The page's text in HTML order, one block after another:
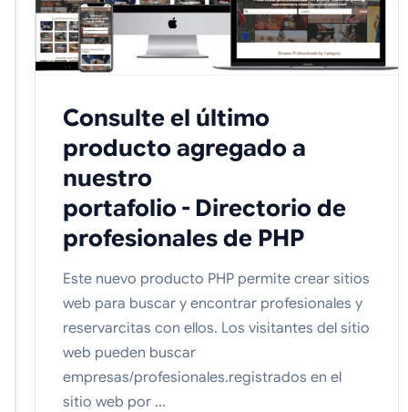
Consulte el último
producto agregado a
nuestro
portafolio - Directorio de
profesionales de PHP
Este nuevo producto PHP permite crear sitios
web para buscar y encontrar profesionales y
reservarcitas con ellos. Los visitantes del sitio
web pueden buscar
empresas/profesionales.registrados en el
sitio web por ...